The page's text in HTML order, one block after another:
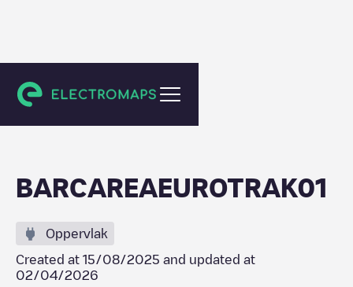
Fonolleres
BARCAREAEUROTRAK01
Oppervlak
Created at 15/08/2025 and updated at
02/04/2026